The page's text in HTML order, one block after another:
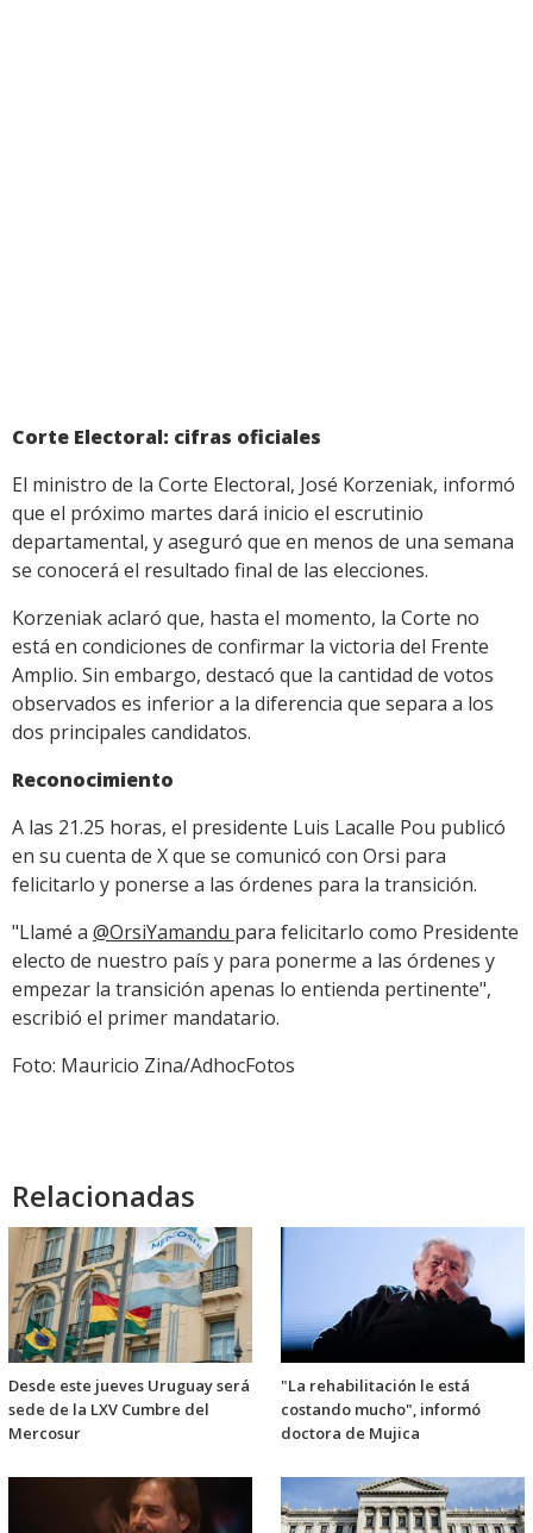
Corte Electoral: cifras oficiales
El ministro de la Corte Electoral, José Korzeniak, informó
que el próximo martes dará inicio el escrutinio
departamental, y aseguró que en menos de una semana
se conocerá el resultado final de las elecciones.
Korzeniak aclaró que, hasta el momento, la Corte no
está en condiciones de confirmar la victoria del Frente
Amplio. Sin embargo, destacó que la cantidad de votos
observados es inferior a la diferencia que separa a los
dos principales candidatos.
Reconocimiento
A las 21.25 horas, el presidente Luis Lacalle Pou publicó
en su cuenta de X que se comunicó con Orsi para
felicitarlo y ponerse a las órdenes para la transición.
"Llamé a @OrsiYamandu para felicitarlo como Presidente
electo de nuestro país y para ponerme a las órdenes y
empezar la transición apenas lo entienda pertinente",
escribió el primer mandatario.
Foto: Mauricio Zina/AdhocFotos
Relacionadas
Desde este jueves Uruguay será
sede de la LXV Cumbre del
Mercosur
"La rehabilitación le está
costando mucho", informó
doctora de Mujica